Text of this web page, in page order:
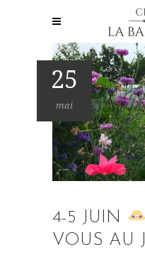
25
mai
4-5 JUIN
VOUS AU